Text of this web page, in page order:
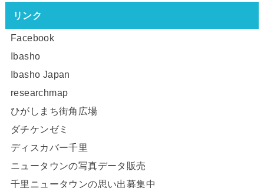
リンク
Facebook
Ibasho
Ibasho Japan
researchmap
ひがしまち街角広場
ダチケンゼミ
ディスカバー千里
ニュータウンの写真データ販売
千里ニュータウンの思い出募集中